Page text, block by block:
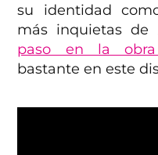
su identidad
más inquietas de
paso en la obra
bastante en este